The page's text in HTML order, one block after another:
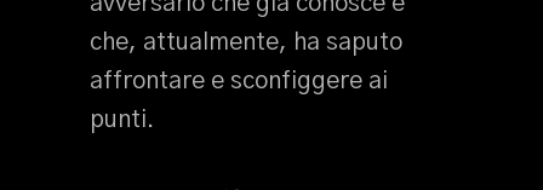
che, attualmente, ha saputo
affrontare e sconfiggere ai
punti.